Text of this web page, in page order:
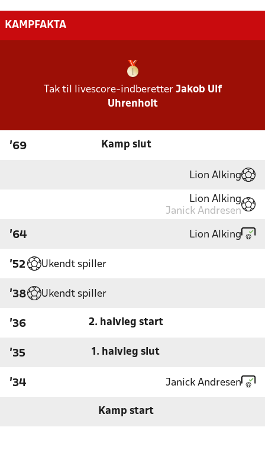
KAMPFAKTA
Tak til livescore-indberetter Jakob Ulf
Uhrenholt
'69 Kamp slut
Lion Alking
Lion Alking
Janick Andresen
'64 Lion Alking
'52 Ukendt spiller
'38 Ukendt spiller
'36 2. halvleg start
'35 1. halvleg slut
'34 Janick Andresen
Kamp start